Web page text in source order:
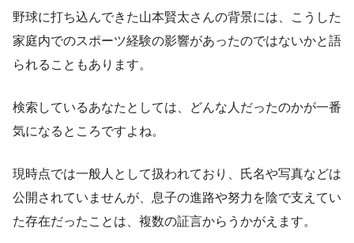
野球に打ち込んできた山本賢太さんの背景には、こうした
家庭内でのスポーツ経験の影響があったのではないかと語
られることもあります。
検索しているあなたとしては、どんな人だったのかが一番
気になるところですよね。
現時点では一般人として扱われており、氏名や写真などは
公開されていませんが、息子の進路や努力を陰で支えてい
た存在だったことは、複数の証言からうかがえます。